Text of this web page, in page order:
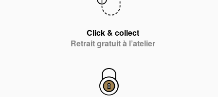
Click & collect
Retrait gratuit à l’atelier